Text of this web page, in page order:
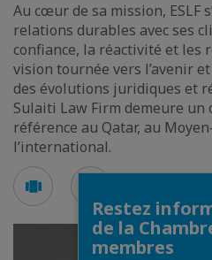
Au cœur de sa mission, ESLF
relations durables avec ses
confiance, la réactivité et les
vision tournée vers l’avenir
des évolutions juridiques et
Sulaiti Law Firm demeure
référence au Qatar, au
l’international.
Voir
en
carousel
Voir
mode
mosaïque
Restez
de la
membres